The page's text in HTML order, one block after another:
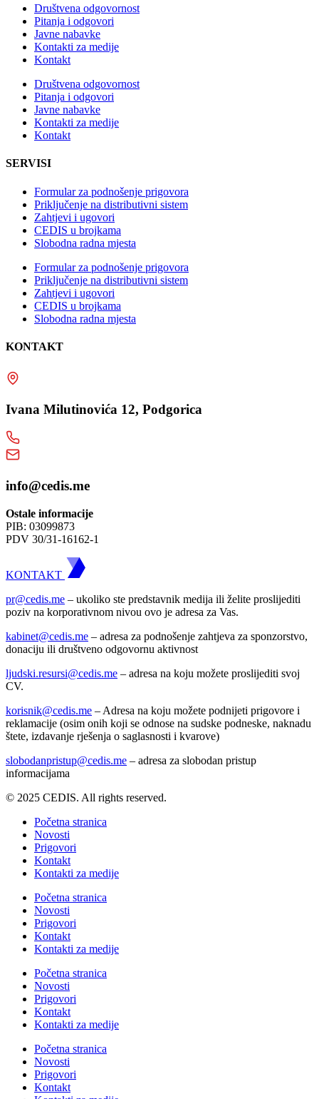
Društvena odgovornost
Pitanja i odgovori
Javne nabavke
Kontakti za medije
Kontakt
Društvena odgovornost
Pitanja i odgovori
Javne nabavke
Kontakti za medije
Kontakt
SERVISI
Formular za podnošenje prigovora
Priključenje na distributivni sistem
Zahtjevi i ugovori
CEDIS u brojkama
Slobodna radna mjesta
Formular za podnošenje prigovora
Priključenje na distributivni sistem
Zahtjevi i ugovori
CEDIS u brojkama
Slobodna radna mjesta
KONTAKT
Ivana Milutinovića 12, Podgorica
info@cedis.me
Ostale informacije
PIB: 03099873
PDV 30/31-16162-1
KONTAKT
pr@cedis.me – ukoliko ste predstavnik medija ili želite proslijediti
poziv na korporativnom nivou ovo je adresa za Vas.
kabinet@cedis.me – adresa za podnošenje zahtjeva za sponzorstvo,
donaciju ili društveno odgovornu aktivnost
ljudski.resursi@cedis.me – adresa na koju možete proslijediti svoj
CV.
korisnik@cedis.me – Adresa na koju možete podnijeti prigovore i
reklamacije (osim onih koji se odnose na sudske podneske, naknadu
štete, izdavanje rješenja o saglasnosti i kvarove)
slobodanpristup@cedis.me – adresa za slobodan pristup
informacijama
© 2025 CEDIS. All rights reserved.
Početna stranica
Novosti
Prigovori
Kontakt
Kontakti za medije
Početna stranica
Novosti
Prigovori
Kontakt
Kontakti za medije
Početna stranica
Novosti
Prigovori
Kontakt
Kontakti za medije
Početna stranica
Novosti
Prigovori
Kontakt